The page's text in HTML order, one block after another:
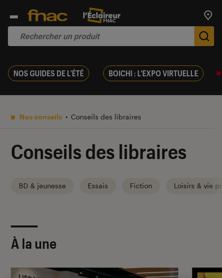
NOS GUIDES DE L'ÉTÉ BOICHI : L'EXPO VIRTUELLE
Nos conseils Conseils des libraires
Conseils des libraires
BD & jeunesse Essais Fiction Loisirs & vie
À la une